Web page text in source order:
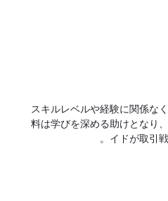
スキルレベルや経験に関係な
料は学びを深める助けとなり
イドが取引